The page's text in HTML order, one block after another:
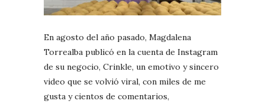
En agosto del año pasado, Magdalena
Torrealba publicó en la cuenta de Instagram
de su negocio, Crinkle, un emotivo y sincero
video que se volvió viral, con miles de me
gusta y cientos de comentarios,